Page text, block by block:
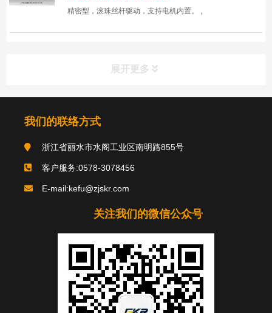
精密型，滚珠丝杆驱动，支持电机内置。 ,
展开更多
我们的联络方式
浙江省丽水市水阁工业区南明路855号
客户服务:0578-3078456
E-mail:kefu@zjskr.com
关注我们的微信公众号